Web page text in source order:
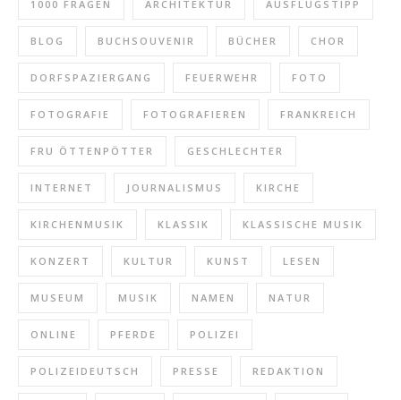
1000 FRAGEN ARCHITEKTUR AUSFLUGSTIPP
BLOG BUCHSOUVENIR BÜCHER CHOR
DORFSPAZIERGANG FEUERWEHR FOTO
FOTOGRAFIE FOTOGRAFIEREN FRANKREICH
FRU ÖTTENPÖTTER GESCHLECHTER
INTERNET JOURNALISMUS KIRCHE
KIRCHENMUSIK KLASSIK KLASSISCHE MUSIK
KONZERT KULTUR KUNST LESEN
MUSEUM MUSIK NAMEN NATUR
ONLINE PFERDE POLIZEI
POLIZEIDEUTSCH PRESSE REDAKTION